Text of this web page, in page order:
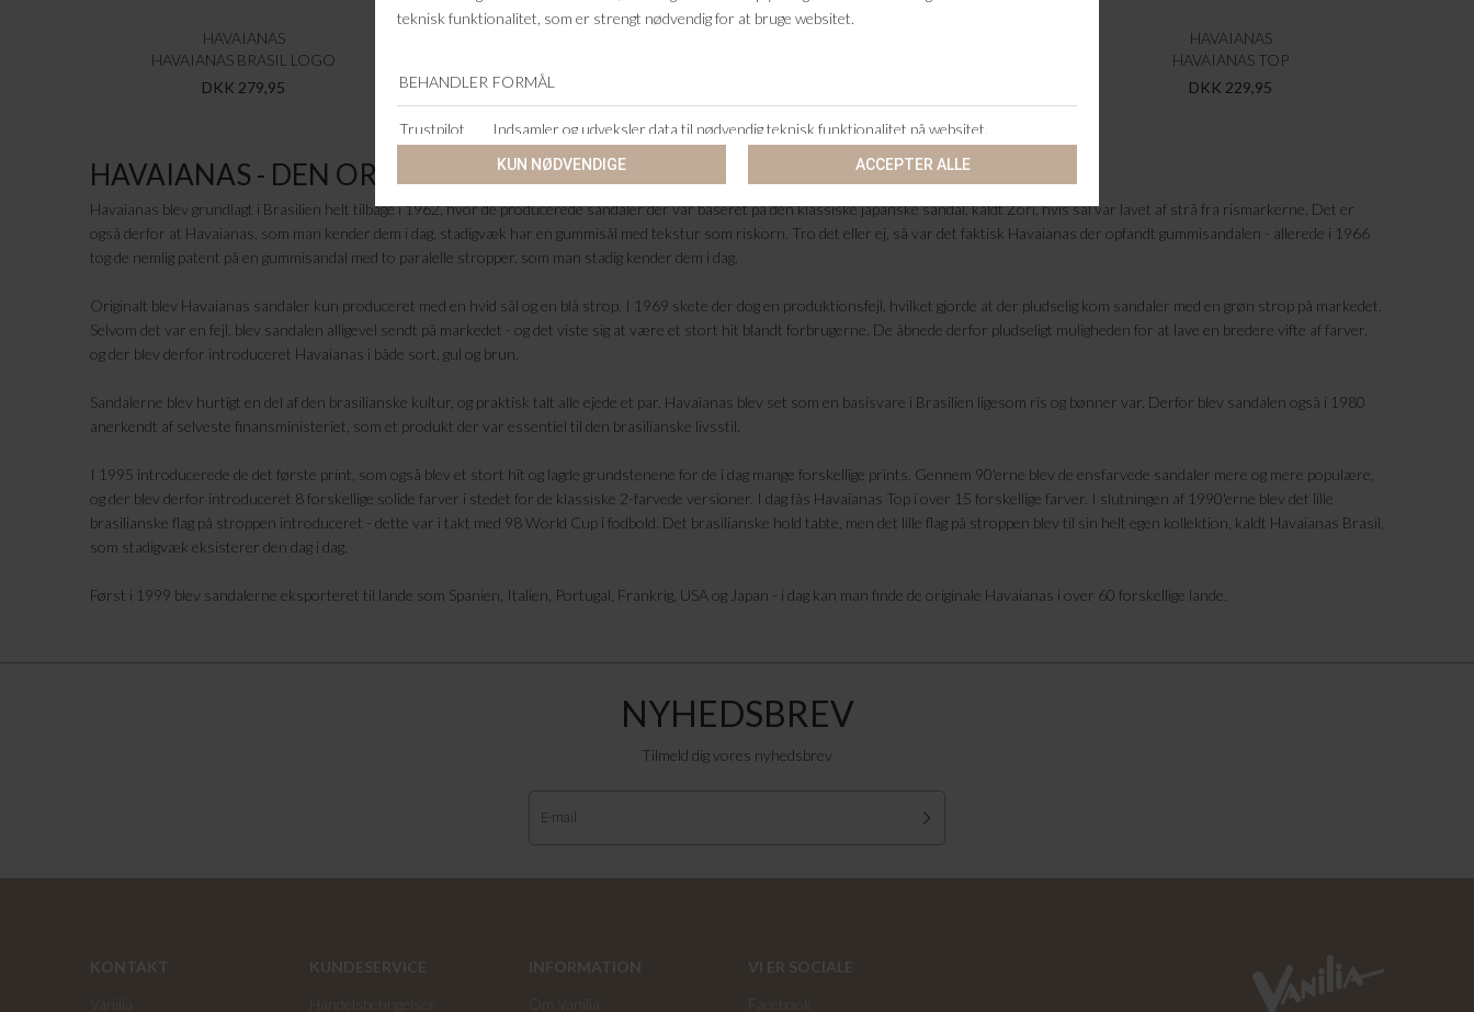
HAVAIANAS
HAVAIANAS BRASIL LOGO
DKK 279,95
DKK 249,95
HAVAIANAS
HAVAIANAS TOP
DKK 229,95
HAVAIANAS - DEN ORIGINALE BADESANDAL
Havaianas blev grundlagt i Brasilien helt tilbage i 1962, hvor de producerede sandaler der var baseret på den klassiske japanske sandal, kaldt Zori, hvis sål var lavet af strå fra rismarkerne. Det er
også derfor at Havaianas, som man kender dem i dag, stadigvæk har en gummisål med tekstur som riskorn. Tro det eller ej, så var det faktisk Havaianas der opfandt gummisandalen - allerede i 1966
tog de nemlig patent på en gummisandal med to paralelle stropper, som man stadig kender dem i dag.
Originalt blev Havaianas sandaler kun produceret med en hvid sål og en blå strop. I 1969 skete der dog en produktionsfejl, hvilket gjorde at der pludselig kom sandaler med en grøn strop på markedet.
Selvom det var en fejl, blev sandalen alligevel sendt på markedet - og det viste sig at være et stort hit blandt forbrugerne. De åbnede derfor pludseligt muligheden for at lave en bredere vifte af farver,
og der blev derfor introduceret Havaianas i både sort, gul og brun.
Sandalerne blev hurtigt en del af den brasilianske kultur, og praktisk talt alle ejede et par. Havaianas blev set som en basisvare i Brasilien ligesom ris og bønner var. Derfor blev sandalen også i 1980
anerkendt af selveste finansministeriet, som et produkt der var essentiel til den brasilianske livsstil.
I 1995 introducerede de det første print, som også blev et stort hit og lagde grundstenene for de i dag mange forskellige prints. Gennem 90'erne blev de ensfarvede sandaler mere og mere populære,
og der blev derfor introduceret 8 forskellige solide farver i stedet for de klassiske 2-farvede versioner. I dag fås Havaianas Top i over 15 forskellige farver. I slutningen af 1990'erne blev det lille
brasilianske flag på stroppen introduceret - dette var i takt med 98 World Cup i fodbold. Det brasilianske hold tabte, men det lille flag på stroppen blev til sin helt egen kollektion, kaldt Havaianas Brasil,
som stadigvæk eksisterer den dag i dag.
Først i 1999 blev sandalerne eksporteret til lande som Spanien, Italien, Portugal, Frankrig, USA og Japan - i dag kan man finde de originale Havaianas i over 60 forskellige lande.
NYHEDSBREV
Tilmeld dig vores nyhedsbrev
KONTAKT
KUNDESERVICE
INFORMATION
VI ER SOCIALE